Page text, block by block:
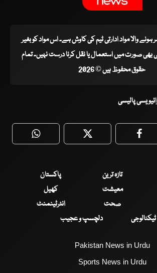
ہونے والا مواد ادارتی ٹیم کی کاوش ہے۔ اس مواد کو بغیر
صورت میں استعمال یا نقل کرنا درست نہیں۔ تمام
حقوق محفوظ ہیں © 2026
پالیسی
WhatsApp Twitter
تازہ ترین
پاکستان
معیشت
کھیل
صحت
انٹرٹینمنٹ
ٹیکنالوجی
دلچسپ و عجیب
Pakistan News in Urdu
Sports News in Urdu